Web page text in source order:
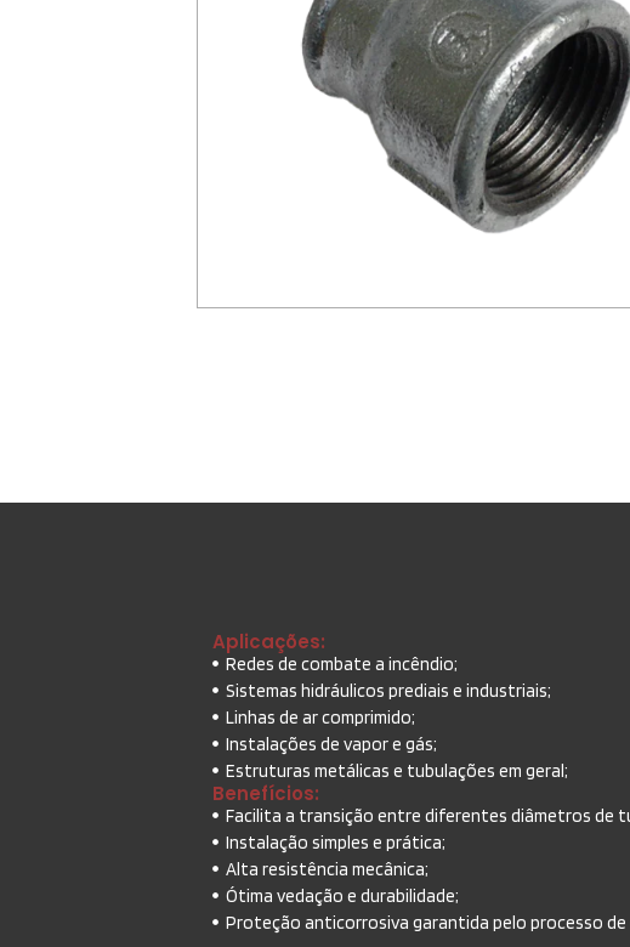
Aplicações:
Redes de combate a incêndio;
Sistemas hidráulicos prediais e industriais;
Linhas de ar comprimido;
Instalações de vapor e gás;
Estruturas metálicas e tubulações em geral;
Benefícios:
Facilita a transição entre diferentes diâmetros de
Instalação simples e prática;
Alta resistência mecânica;
Ótima vedação e durabilidade;
Proteção anticorrosiva garantida pelo processo de